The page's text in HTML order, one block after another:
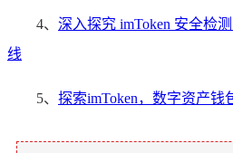
4、 深入探究 imToken 安全检
线
5、 探索imToken，数字资产钱